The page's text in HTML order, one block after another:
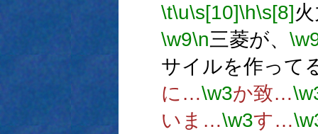
\t\u\s[10]\h\s[8]
\w9\n三菱が、
サイルを作って
に…\w3か致…
いま…\w3す…